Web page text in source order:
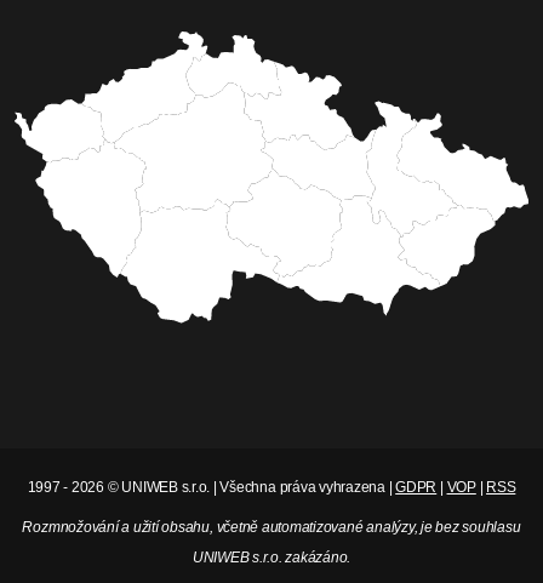
1997 - 2026 © UNIWEB s.r.o. | Všechna práva vyhrazena |GDPR VOP| RSS
Rozmnožování a užití obsahu, včetně automatizované analýzy, je bez souhlasu
UNIWEB s.r.o. zakázáno.